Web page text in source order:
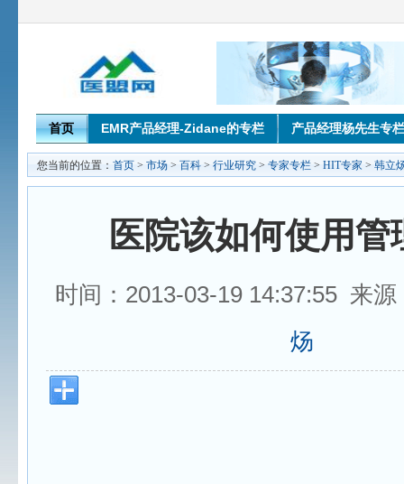
首页 EMR产品经理-Zidane的专栏 产品经理杨先生专栏
您当前的位置： 首页 > 市场 > 百科 > 行业研究 > 专家专栏 > HIT专家 > 韩立
医院该如何使用管
时间：2013-03-19 14:37:55 来
炀